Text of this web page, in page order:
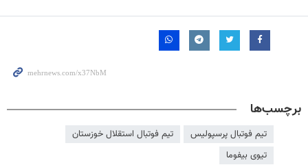
برچسب‌ها
تیم فوتبال پرسپولیس
تیم فوتبال استقلال خوزستان
تیوی بیفوما